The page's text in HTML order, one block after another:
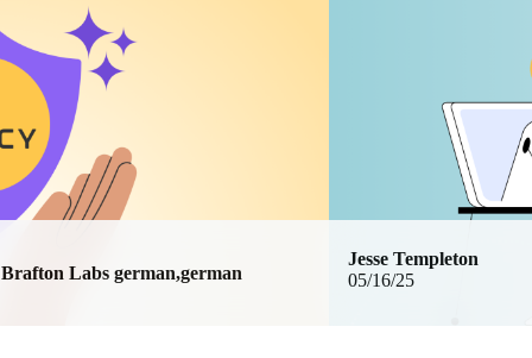
Brafton Labs german,german 05/16/25
Jesse Templeton